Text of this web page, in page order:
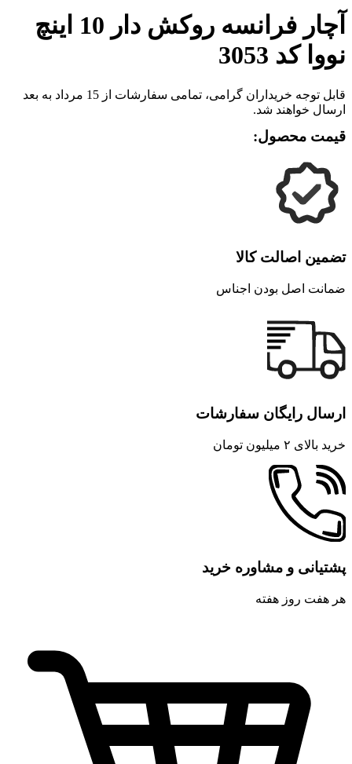
آچار فرانسه روکش دار 10 اینچ
نووا کد 3053
قابل توجه خریداران گرامی، تمامی سفارشات از 15 مرداد به بعد
ارسال خواهند شد.
قیمت محصول:
تضمین اصالت کالا
ضمانت اصل بودن اجناس
ارسال رایگان سفارشات
خرید بالای ۲ میلیون تومان
پشتیانی و مشاوره خرید
هر هفت روز هفته